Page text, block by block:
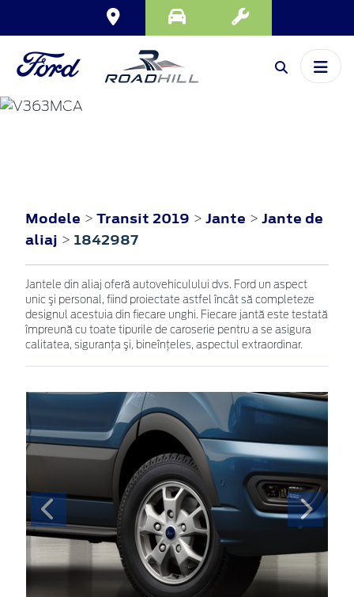
TRANSIT
Modele > Transit 2019 > Jante > Jante de
aliaj > 1842987
Jantele din aliaj oferă autovehiculului dvs. Ford un aspect
unic şi personal, fiind proiectate astfel încât să completeze
designul acestuia din fiecare unghi. Fiecare jantă este testată
împreună cu toate tipurile de caroserie pentru a se asigura
calitatea, siguranţa şi, bineînţeles, aspectul extraordinar.